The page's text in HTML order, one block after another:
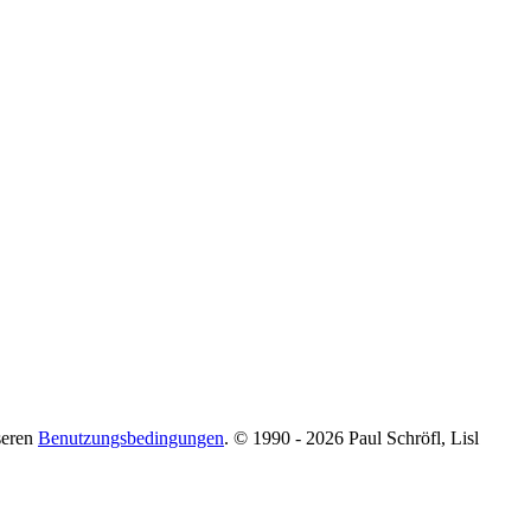
Benutzungsbedingungen. © 1990 - 2026 Paul Schröfl, Lisl